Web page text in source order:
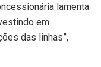
lamenta
em
das linhas”,